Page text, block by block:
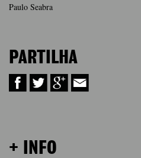
Paulo Seabra
PARTILHA
+ INFO